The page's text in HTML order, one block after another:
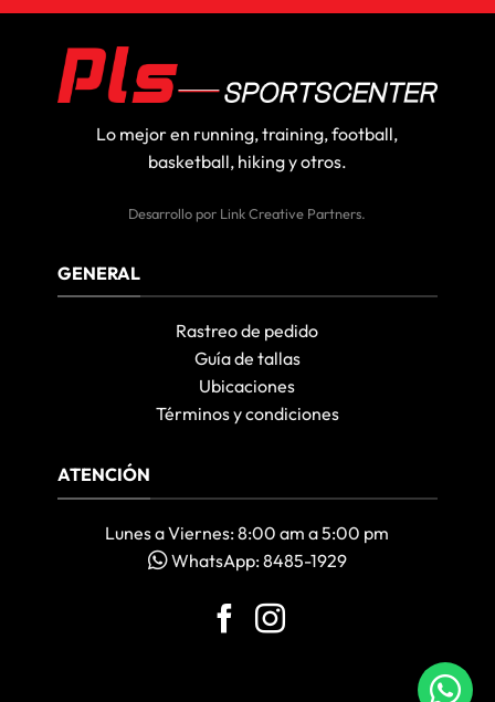
Lo mejor en running, training, football,
basketball, hiking y otros.
Desarrollo por Link Creative Partners.
GENERAL
Rastreo de pedido
Guía de tallas
Ubicaciones
Términos y condiciones
ATENCIÓN
Lunes a Viernes: 8:00 am a 5:00 pm
WhatsApp: 8485-1929